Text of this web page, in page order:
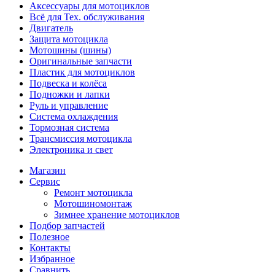
Аксессуары для мотоциклов
Всё для Тех. обслуживания
Двигатель
Защита мотоцикла
Мотошины (шины)
Оригинальные запчасти
Пластик для мотоциклов
Подвеска и колёса
Подножки и лапки
Руль и управление
Система охлаждения
Тормозная система
Трансмиссия мотоцикла
Электроника и свет
Магазин
Сервис
Ремонт мотоцикла
Мотошиномонтаж
Зимнее хранение мотоциклов
Подбор запчастей
Полезное
Контакты
Избранное